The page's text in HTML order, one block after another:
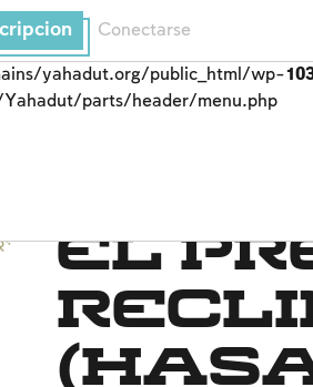
Conectarse
yahadut.org/public_html/wp-
parts/header/menu.php
-- El